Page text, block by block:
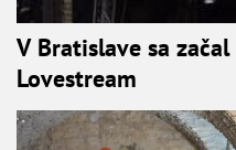
V Bratislave sa
Lovestream